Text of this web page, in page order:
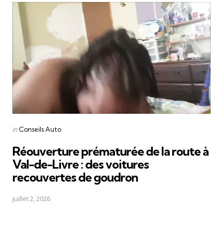
Posted
in Conseils Auto
Réouverture prématurée de la route à
Val-de-Livre : des voitures
recouvertes de goudron
juillet 2, 2026